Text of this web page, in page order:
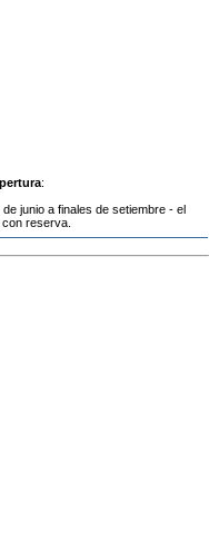
:
junio a finales de setiembre - el
reserva.